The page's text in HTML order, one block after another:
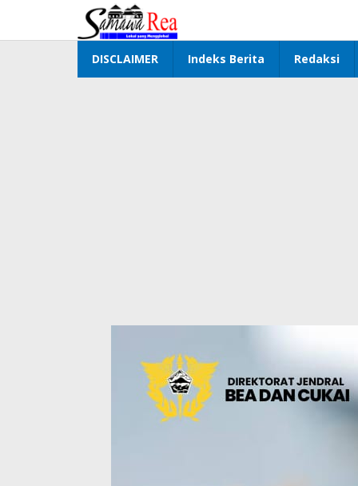
konten
DISCLAIMER Indeks Berita Redaksi